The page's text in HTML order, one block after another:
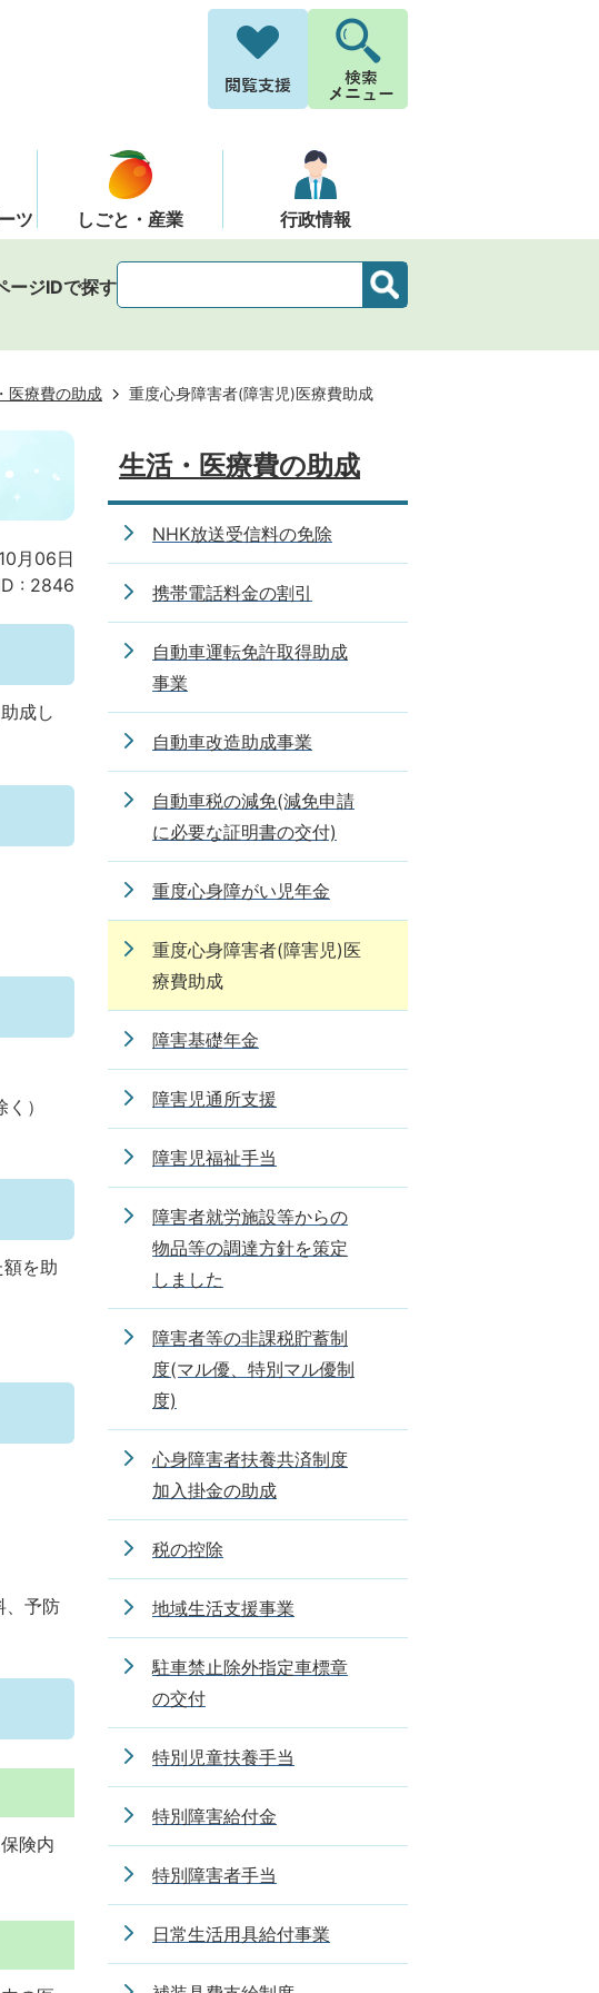
ツ しごと・産業 行政情報
ージIDで探す
医療費の助成 重度心身障害者(障害児)医療費助成
月06日
: 2846
成し
）
を助
、予防
険内
生活・医療費の助成
NHK放送受信料の免除
携帯電話料金の割引
自動車運転免許取得助成
事業
自動車改造助成事業
自動車税の減免(減免申請
に必要な証明書の交付)
重度心身障がい児年金
重度心身障害者(障害児)医
療費助成
障害基礎年金
障害児通所支援
障害児福祉手当
障害者就労施設等からの
物品等の調達方針を策定
しました
障害者等の非課税貯蓄制
度(マル優、特別マル優制
度)
心身障害者扶養共済制度
加入掛金の助成
税の控除
地域生活支援事業
駐車禁止除外指定車標章
の交付
特別児童扶養手当
特別障害給付金
特別障害者手当
日常生活用具給付事業